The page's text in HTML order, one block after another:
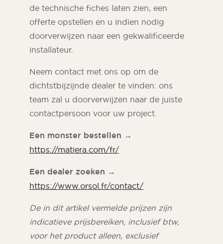
de technische fiches laten zien, een
offerte opstellen en u indien nodig
doorverwijzen naar een gekwalificeerde
installateur.
Neem contact met ons op om de
dichtstbijzijnde dealer te vinden: ons
team zal u doorverwijzen naar de juiste
contactpersoon voor uw project.
Een monster bestellen →
https://matiera.com/fr/
Een dealer zoeken →
https://www.orsol.fr/contact/
De in dit artikel vermelde prijzen zijn
indicatieve prijsbereiken, inclusief btw,
voor het product alleen, exclusief